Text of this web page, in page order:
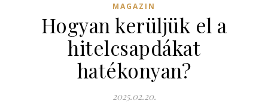
MAGAZIN
Hogyan kerüljük el a
hitelcsapdákat
hatékonyan?
2025.02.20.